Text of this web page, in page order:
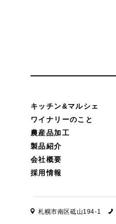
札幌市南区砥山194-1
キッチン&マルシェ
ワイナリーのこと
農産品加工
製品紹介
会社概要
採用情報